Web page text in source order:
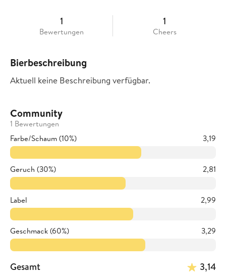
1
Bewertungen
1
Cheers
Bierbeschreibung
Aktuell keine Beschreibung verfügbar.
Community
1 Bewertungen
Farbe/Schaum (10%)
3,19
Geruch (30%) 2,81
Label 2,99
Geschmack (60%) 3,29
Gesamt 3,14